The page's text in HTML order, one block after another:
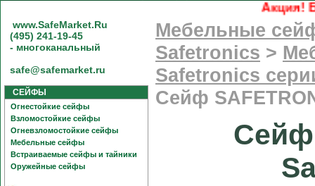
Акция!
www.SafeMarket.Ru
(495) 241-19-45
- многоканальный
safe@safemarket.ru
СЕЙФЫ
Огнестойкие сейфы
Взломостойкие сейфы
Огневзломостойкие сейфы
Мебельные сейфы
Встраиваемые сейфы и тайники
Оружейные сейфы
Мебельные
Safetronics >
Safetronics
Сейф
Сейф